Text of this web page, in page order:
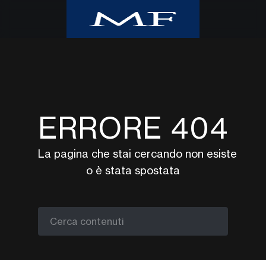
Milano Finanza
Eventi
UpTv
Video corsi
ERRORE 404
La pagina che stai cercando non esiste
o è stata spostata
Cerca contenuti